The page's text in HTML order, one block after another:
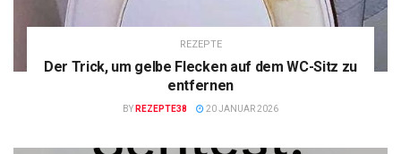
REZEPTE
Der Trick, um gelbe Flecken auf dem WC-Sitz zu
entfernen
BY REZEPTE38 20 JANUAR 2026